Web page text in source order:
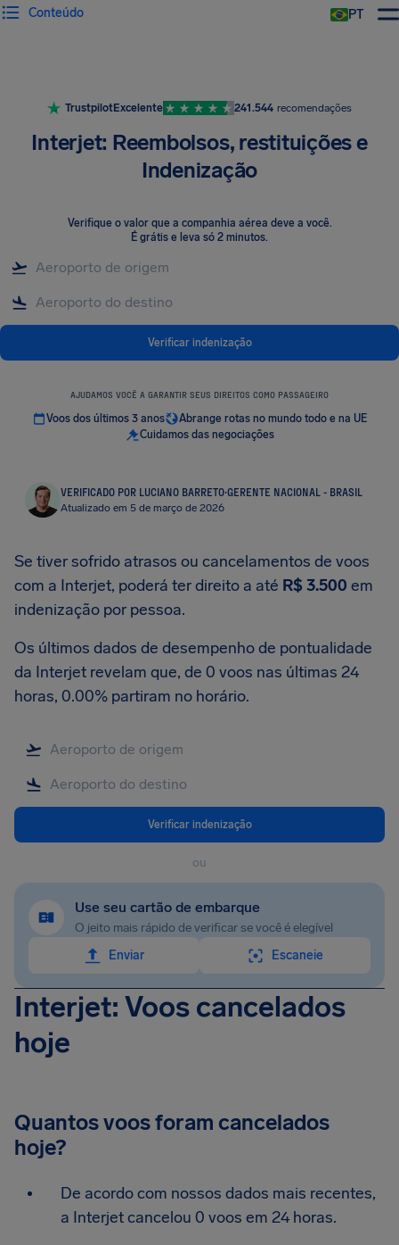
PT
Conteúdo
TrustpilotExcelente 241.544 recomendações
Interjet: Reembolsos, restituições e
Indenização
Verifique o valor que a companhia aérea deve a você.
É grátis e leva só 2 minutos.
Verificar indenização
AJUDAMOS VOCÊ A GARANTIR SEUS DIREITOS COMO PASSAGEIRO
Voos dos últimos 3 anos
Abrange rotas no mundo todo e na UE
Cuidamos das negociações
VERIFICADO POR LUCIANO BARRETO·GERENTE NACIONAL - BRASIL
Atualizado em 5 de março de 2026
Se tiver sofrido atrasos ou cancelamentos de voos
com a Interjet, poderá ter direito a até R$ 3.500 em
indenização por pessoa.
Os últimos dados de desempenho de pontualidade
da Interjet revelam que, de 0 voos nas últimas 24
horas, 0.00% partiram no horário.
Verificar indenização
ou
Use seu cartão de embarque
O jeito mais rápido de verificar se você é elegível
Enviar
Escaneie
Interjet: Voos cancelados
hoje
Quantos voos foram cancelados
hoje?
De acordo com nossos dados mais recentes,
a Interjet cancelou 0 voos em 24 horas.